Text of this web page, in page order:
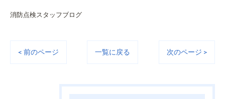
消防点検スタッフブログ
< 前のページ 一覧に戻る 次のページ >